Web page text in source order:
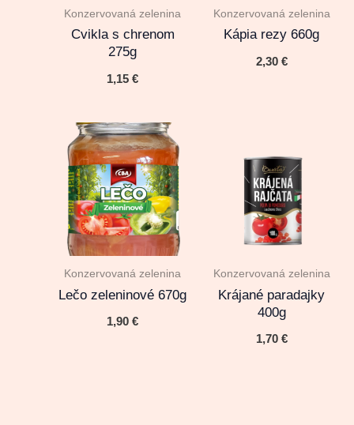
Konzervovaná zelenina
Cvikla s chrenom
275g
1,15€
Konzervovaná zelenina
Kápia rezy 660g
2,30 €
Konzervovaná zelenina
Lečo zeleninové 670g
1,90€
Konzervovaná zelenina
Krájané paradajky
400g
1,70 €